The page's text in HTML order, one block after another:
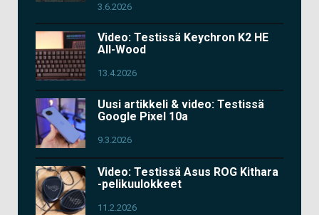
3.6.2026
Video: Testissä Keychron K2 HE
All-Wood
13.4.2026
Uusi artikkeli & video: Testissä
Google Pixel 10a
9.3.2026
Video: Testissä Asus ROG Kithara
-pelikuulokkeet
11.2.2026